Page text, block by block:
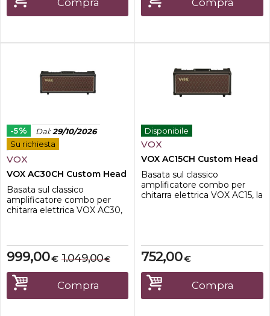
essere con...Compra
di questa nuova tecnologia
progett...
Compra
-5% Dal:29/10/2026
Su richiesta
VOX
VOX AC30CH Custom Head
Basata sul classico
amplificatore combo per
chitarra elettrica VOX AC30,
formato head. Grazie alla
tecnologia reactive
attenuator di VOX, AC30CH
conferisce alla tua musica
maggiore flessibilità, sia per
le performance live che p...
€
999,00 €
1.049,00
Compra
Disponibile
VOX
VOX AC15CH Custom Head
Basata sul classico
amplificatore combo per
chitarra elettrica VOX AC15, la
attenuator di VOX, AC15CH
conferisce alla tua musica
maggiore flessibilità, sia per
le performance live che per
suonare i...
€
752,00
Compra